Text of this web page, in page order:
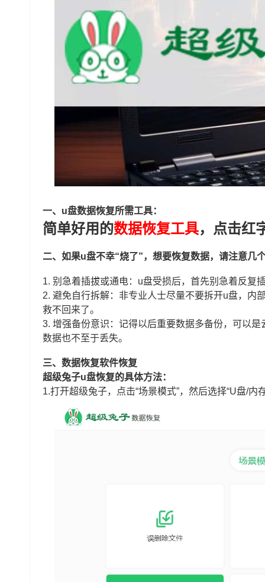
一、u盘数据恢复所需工具：
简单好用的数据恢复工具，点击红
二、如果u盘不幸“烧了”，想要恢复数据，请注意几
1. 别急着插拔或通电：u盘受损后，首先别急着反复
2. 避免自行拆解：非专业人士尽量不要拆开u盘，内
救不回来了。
3. 增强备份意识：记得以后重要数据多备份，可以
数据也不至于丢失。
三、数据恢复软件恢复
超级兔子u盘恢复的具体方法：
1.打开超级兔子，点击“场景模式”，然后选择“U盘/